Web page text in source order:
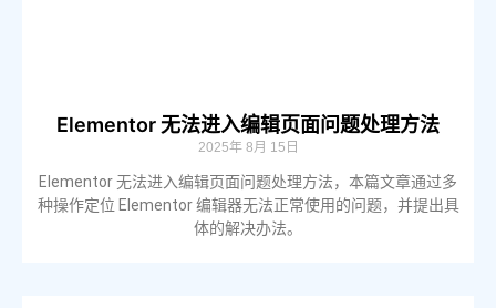
Elementor 无法进入编辑页面问题处理方法
2025年 8月 15日
Elementor 无法进入编辑页面问题处理方法，本篇文章通过多
种操作定位 Elementor 编辑器无法正常使用的问题，并提出具
体的解决办法。